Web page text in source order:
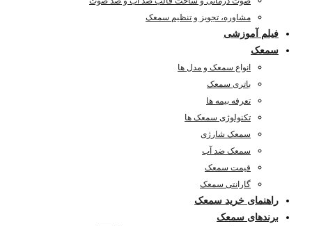
مشاوره، تجویز و تنظیم سمعک
فیلم آموزشی
سمعک
انواع سمعک و مدل ها
باتری سمعک
تعرفه بیمه ها
تکنولوژی سمعک ها
سمعک شارژی
سمعک ضد آب
قیمت سمعک
گارانتی سمعک
راهنمای خرید سمعک
برندهای سمعک